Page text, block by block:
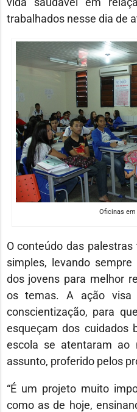
trabalhados nesse dia de
Oficinas
O conteúdo das
simples, levando
dos jovens para melhor
os temas. A ação visa
conscientização, para
esqueçam dos cuidados
escola se atentaram ao
assunto, proferido pelos
“É um projeto muito
como as de hoje,